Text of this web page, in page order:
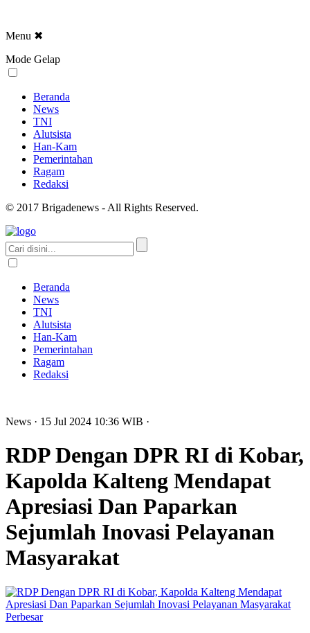
Menu ✖
Mode Gelap
Beranda
News
TNI
Alutsista
Han-Kam
Pemerintahan
Ragam
Redaksi
© 2017 Brigadenews - All Rights Reserved.
Beranda
News
TNI
Alutsista
Han-Kam
Pemerintahan
Ragam
Redaksi
News · 15 Jul 2024 10:36 WIB ·
RDP Dengan DPR RI di Kobar,
Kapolda Kalteng Mendapat
Apresiasi Dan Paparkan
Sejumlah Inovasi Pelayanan
Masyarakat
Perbesar